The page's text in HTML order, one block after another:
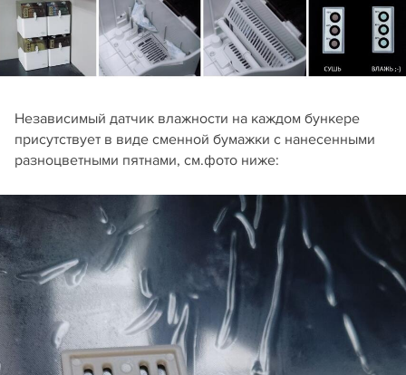
Независимый датчик влажности на каждом бункере
присутствует в виде сменной бумажки с нанесенными
разноцветными пятнами, см.фото ниже: